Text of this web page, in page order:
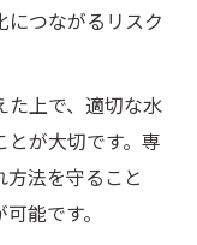
につながるリスク
た上で、適切な水
が大切です。専
法を守ること
能です。